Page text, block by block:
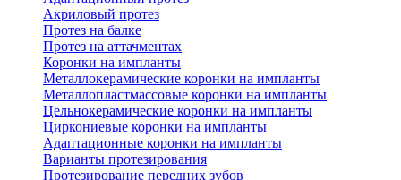
Акриловый протез
Протез на балке
Протез на аттачментах
Коронки на импланты
Металлокерамические коронки на импланты
Металлопластмассовые коронки на импланты
Цельнокерамические коронки на импланты
Циркониевые коронки на импланты
Адаптационные коронки на импланты
Варианты протезирования
Протезирование передних зубов